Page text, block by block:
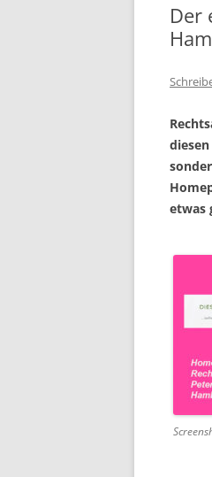
Der
etwas